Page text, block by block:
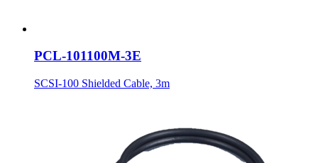
PCL-101100M-3E
SCSI-100 Shielded Cable, 3m